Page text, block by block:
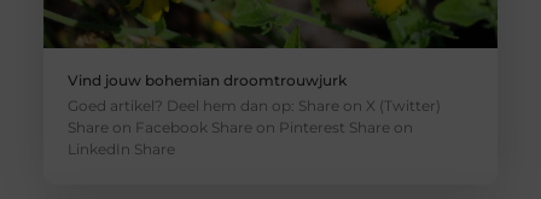
Vind jouw bohemian droomtrouwjurk
Goed artikel? Deel hem dan op: Share on X (Twitter)
Share on Facebook Share on Pinterest Share on
LinkedIn Share